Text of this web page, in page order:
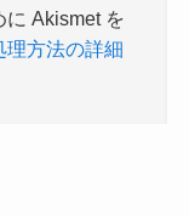
に Akismet を
理方法の詳細